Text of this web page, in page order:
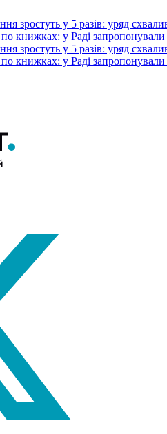
зростуть у 5 разів: уряд
по книжках: у Раді
зростуть у 5 разів: уряд
по книжках: у Раді